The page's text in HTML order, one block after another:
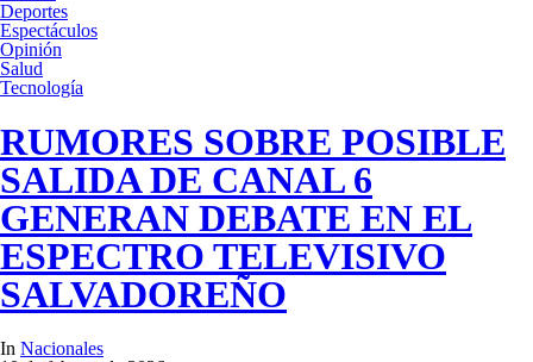
Deportes
Espectáculos
Opinión
Salud
Tecnología
RUMORES SOBRE POSIBLE
SALIDA DE CANAL 6
GENERAN DEBATE EN EL
ESPECTRO TELEVISIVO
SALVADOREÑO
In Nacionales